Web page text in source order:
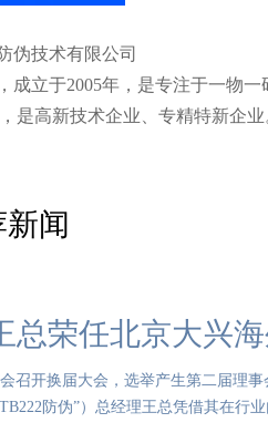
伪技术有限公司
成立于2005年，是专注于一物
是高新技术企业、专精特新企业
闻
总荣任北京大兴
召开换届大会，选举产生第二届理
防伪”）总经理王总凭借其在行